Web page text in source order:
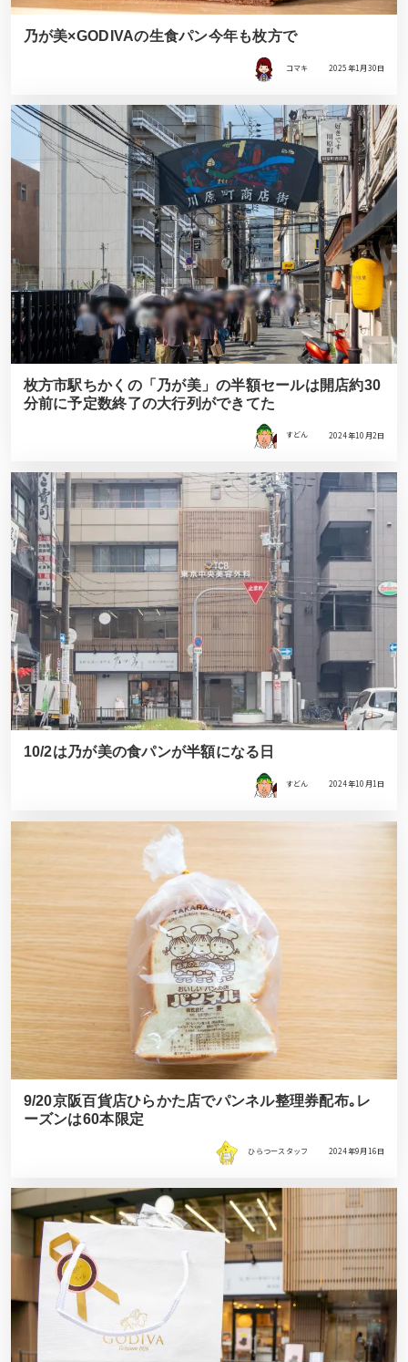
乃が美×GODIVAの生食パン今年も枚方で
コマキ 2025年1月30日
枚方市駅ちかくの「乃が美」の半額セールは開店約30
分前に予定数終了の大行列ができてた
すどん 2024年10月2日
10/2は乃が美の食パンが半額になる日
すどん 2024年10月1日
9/20京阪百貨店ひらかた店でパンネル整理券配布｡レ
ーズンは60本限定
ひらつースタッフ 2024年9月16日